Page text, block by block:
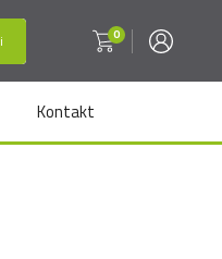
0
Kontakt